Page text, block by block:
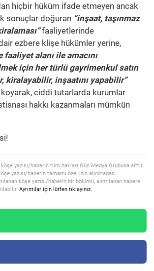
hiçbir hüküm ifade etmeyen ancak
sonuçlar doğuran “inşaat, taşınmaz
faaliyetlerinde
ezbere klişe hükümler yerine,
faaliyet alanı ile amacını
için her türlü gayrimenkul satın
kiralayabilir, inşaatını yapabilir”
ciddi tutarlarda kurumlar
hakkı kazanmaları mümkün
köşe yazısı/haberin tüm hakları Gün Medya Grubuna aittir.
yazısı/haberin tamamı özel izin alınmadan
köşe yazısı/haberin bir bölümü, alıntılanan habere
Ayrıntılar için lütfen tıklayınız.